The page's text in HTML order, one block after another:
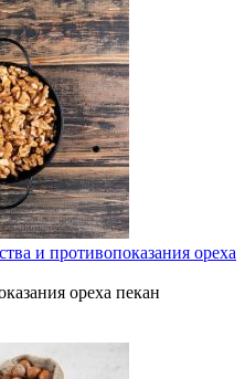
и противопоказания ореха
ореха пекан